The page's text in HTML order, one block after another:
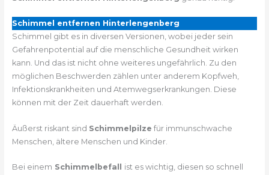
Schimmel entfernen Hinterlengenberg
Schimmel gibt es in diversen Versionen, wobei jeder sein
Gefahrenpotential auf die menschliche Gesundheit wirken
kann. Und das ist nicht ohne weiteres ungefährlich. Zu den
möglichen Beschwerden zählen unter anderem Kopfweh,
Infektionskrankheiten und Atemwegserkrankungen. Diese
können mit der Zeit dauerhaft werden.
Äußerst riskant sind Schimmelpilze für immunschwache
Menschen, ältere Menschen und Kinder.
Bei einem Schimmelbefall ist es wichtig, diesen so schnell